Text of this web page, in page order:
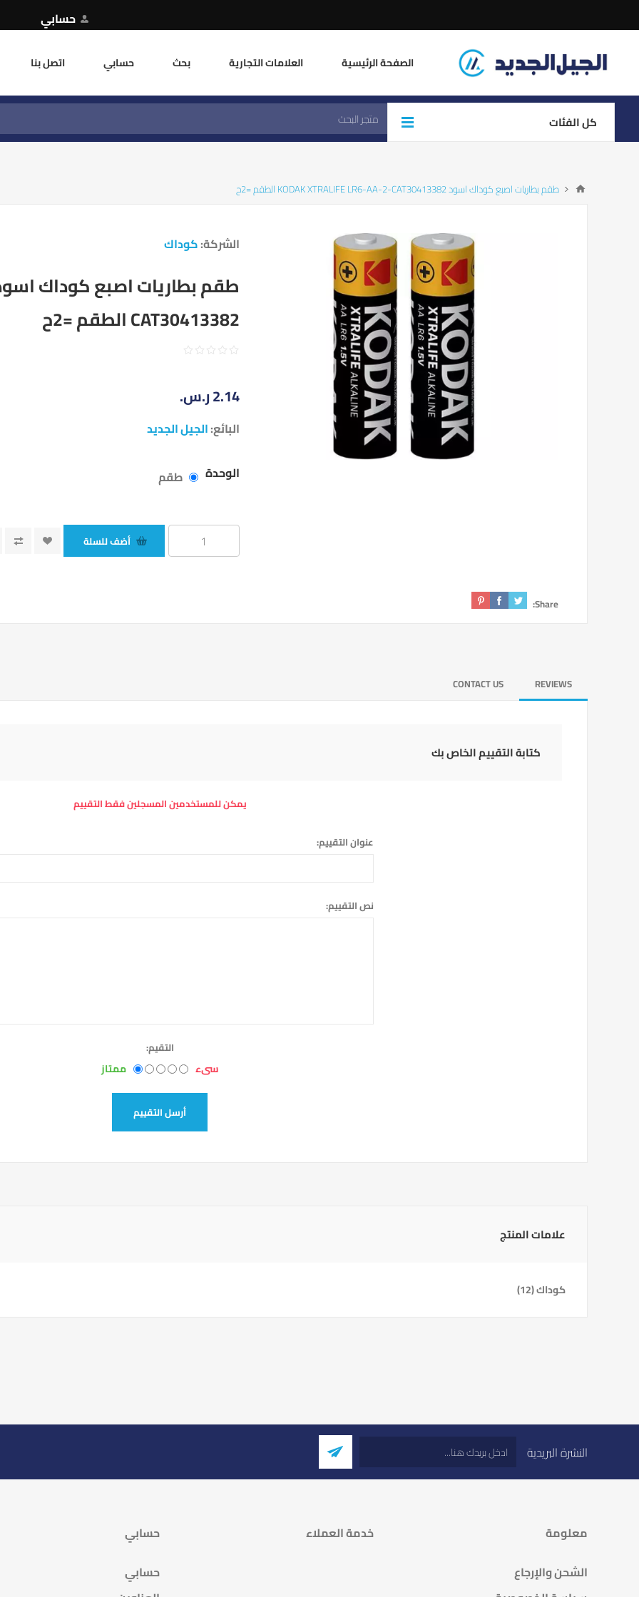
حسابي
الصفحة الرئيسية العلامات التجارية بحث حسابي اتصل بنا
كل الفئات
طقم بطاريات اصبع كوداك اسود KODAK XTRALIFE LR6-AA-2-CAT30413382 الطقم =2ح
الشركة:كوداك
CAT30413382 الطقم =2ح
2.14 ر.س.‏
البائع:الجيل الجديد
الوحدة طقم
أضف للسلة
Share:
REVIEWS
CONTACT US
كتابة التقييم الخاص بك
يمكن للمستخدمين المسجلين فقط التقييم
عنوان التقييم:
نص التقييم:
التقيم:
سىء ممتاز
أرسل التقييم
علامات المنتج
كوداك(12)
النشرة البريدية
معلومة
الشحن والإرجاع
خدمة العملاء
حسابي
حسابي